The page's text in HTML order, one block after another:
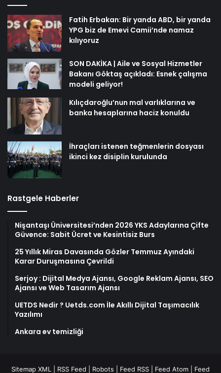
Fatih Erbakan: Bir yanda ABD, bir yanda
YPG biz de Emevi Camii’nde namaz
kılıyoruz
SON DAKİKA | Aile ve Sosyal Hizmetler
Bakanı Göktaş açıkladı: Esnek çalışma
modeli geliyor!
Kılıçdaroğlu’nun mal varlıklarına ve
banka hesaplarına haciz konuldu
İhraçları istenen teğmenlerin dosyası
ikinci kez disiplin kurulunda
Rastgele Haberler
Nişantaşı Üniversitesi’nden 2026 YKS Adaylarına Çifte
Güvence: Sabit Ücret ve Kesintisiz Burs
25 Yıllık Miras Davasında Gözler Temmuz Ayındaki
Karar Duruşmasına Çevrildi
Serjoy : Dijital Medya Ajansı, Google Reklam Ajansı, SEO
Ajansı ve Web Tasarım Ajansı
UETDS Nedir ? Uetds.com İle Akıllı Dijital Taşımacılık
Yazılımı
Ankara ev temizliği
Sitemap XML RSS Feed Robots Feed RSS Feed Atom Feed